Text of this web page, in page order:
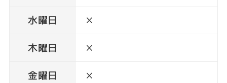
水曜日
木曜日
金曜日
×
×
×